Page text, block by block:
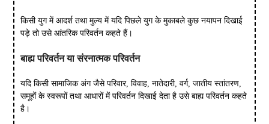
किसी युग में आदर्श तथा मुल्य में यदि पिछले युग के मुकाबले कुछ नयापन दिखाई
पड़े तो उसे आंतरिक परिवर्तन कहते हैं।
बाह्य परिवर्तन या संरनात्मक परिवर्तन
यदि किसी सामाजिक अंग जैसे परिवार, विवाह, नातेदारी, वर्ग, जातीय स्तांतरण,
समूहों के स्वरूपों तथा आधारों में परिवर्तन दिखाई देता है उसे बाह्य परिवर्तन कहते
है।